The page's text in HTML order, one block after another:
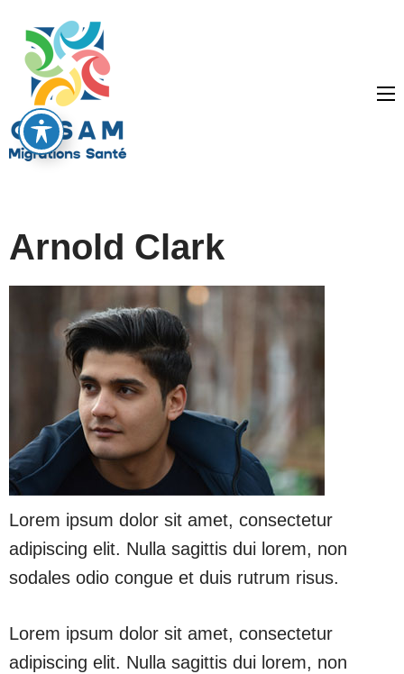
Arnold Clark
Lorem ipsum dolor sit amet, consectetur
adipiscing elit. Nulla sagittis dui lorem, non
sodales odio congue et duis rutrum risus.
Lorem ipsum dolor sit amet, consectetur
adipiscing elit. Nulla sagittis dui lorem, non